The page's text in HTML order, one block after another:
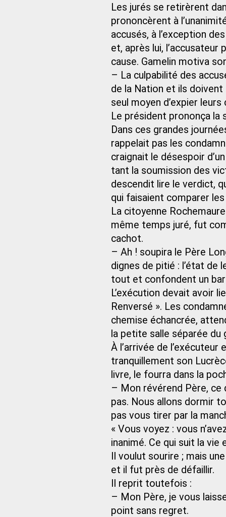
Les jurés se retirèrent
prononcèrent à
accusés, à l’exception
et, après lui, l’accusateur
cause. Gamelin motiva
– La culpabilité des
de la Nation et ils
seul moyen d’expier leurs
Le président prononça la
Dans ces grandes
rappelait pas les
craignait le désespoir
tant la soumission des
descendit lire le verdict,
qui faisaient comparer
La citoyenne
même temps juré, fut
cachot.
– Ah ! soupira le Père
dignes de pitié : l’état de
tout et confondent un
L’exécution devait avoir
Renversé ». Les
chemise échancrée,
la petite salle séparée
À l’arrivée de
tranquillement son
livre, le fourra dans la
– Mon révérend Père, ce
pas. Nous allons dormir
pas vous tirer par la
« Vous voyez : vous
inanimé. Ce qui suit la
Il voulut sourire ; mais
et il fut près de défaillir.
Il reprit toutefois :
– Mon Père, je vous
point sans regret.